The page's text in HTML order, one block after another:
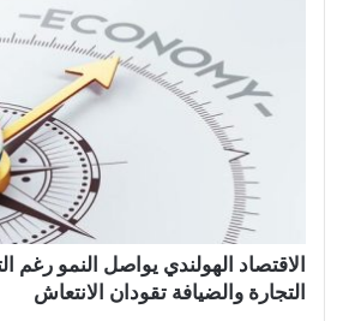
الاقتصاد الهولندي يواصل النمو رغم
التجارة والضيافة تقودان الانتعاش